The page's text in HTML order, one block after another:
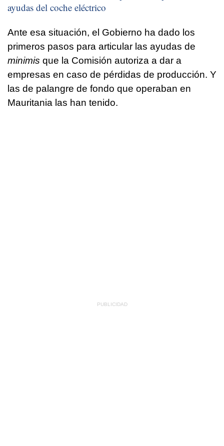
ayudas del coche eléctrico
Ante esa situación, el Gobierno ha dado los
primeros pasos para articular las ayudas de
minimis que la Comisión autoriza a dar a
empresas en caso de pérdidas de producción. Y
las de palangre de fondo que operaban en
Mauritania las han tenido.